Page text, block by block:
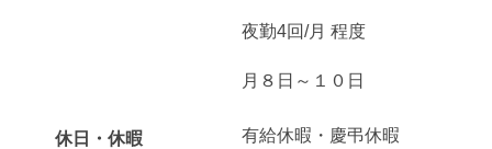
夜勤4回/月 程度
休日・休暇
月８日～１０日
有給休暇・慶弔休暇